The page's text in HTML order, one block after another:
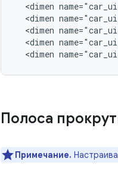
<dimen
<dimen
<dimen
<dimen
<dimen
Полоса
Примечание.